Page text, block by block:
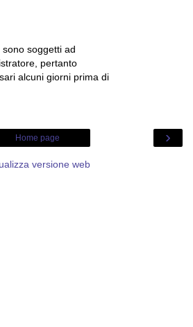
soggetti ad
pertanto
alcuni giorni prima di
›
Home page
versione web